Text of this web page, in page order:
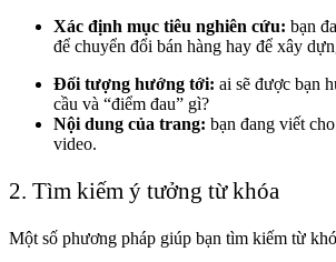
Xác định mục tiêu nghiên cứu: bạn
để chuyển đổi bán hàng hay để xây
Đối tượng hướng tới: ai sẽ được bạn
cầu và “điểm đau” gì?
Nội dung của trang: bạn đang viết
video.
2. Tìm kiếm ý tưởng từ khóa
Một số phương pháp giúp bạn tìm kiếm từ